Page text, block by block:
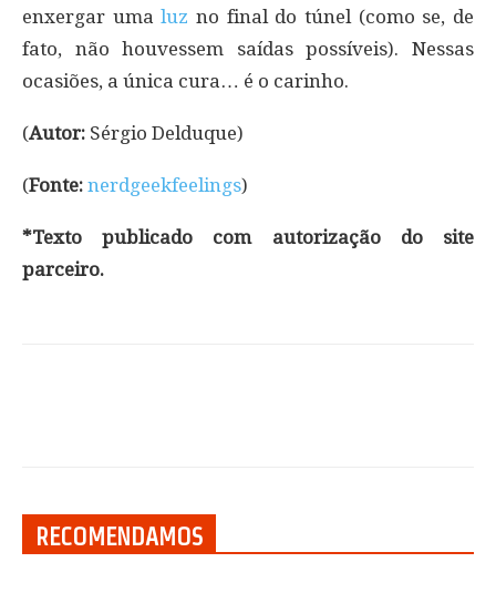
enxergar umaluz no final do túnel (como se, de
fato, não houvessem saídas possíveis). Nessas
ocasiões, a única cura… é o carinho.
(Autor: Sérgio Delduque)
(Fonte: nerdgeekfeelings)
*Texto publicado com autorização do site
parceiro.
RECOMENDAMOS